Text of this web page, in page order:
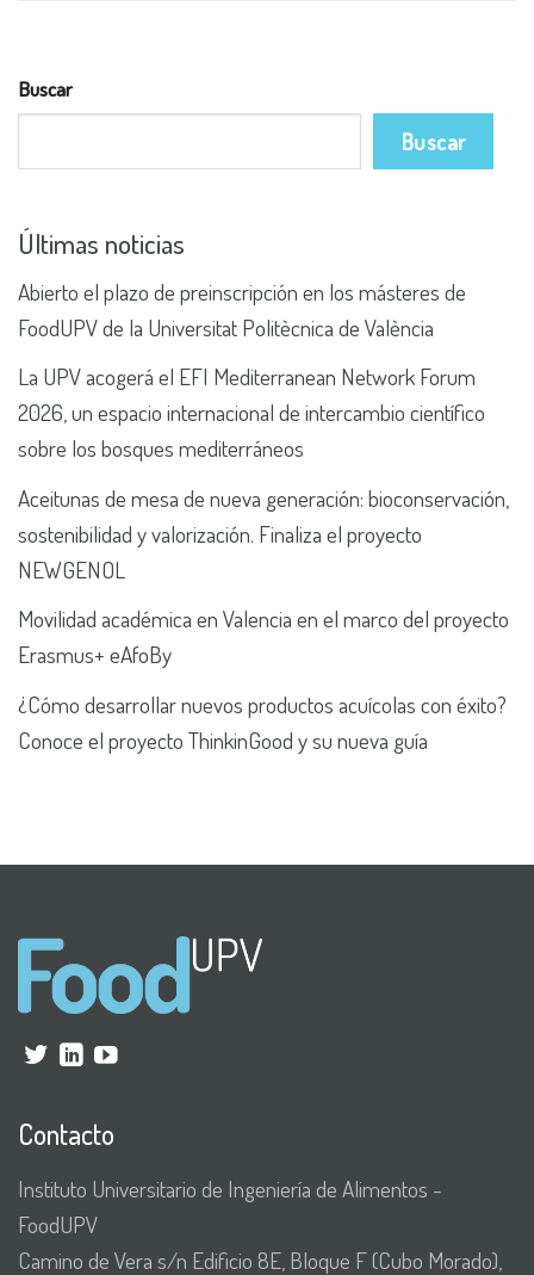
Buscar
Buscar
Últimas noticias
Abierto el plazo de preinscripción en los másteres de
FoodUPV de la Universitat Politècnica de València
La UPV acogerá el EFI Mediterranean Network Forum
2026, un espacio internacional de intercambio científico
sobre los bosques mediterráneos
Aceitunas de mesa de nueva generación: bioconservación,
sostenibilidad y valorización. Finaliza el proyecto
NEWGENOL
Movilidad académica en Valencia en el marco del proyecto
Erasmus+ eAfoBy
¿Cómo desarrollar nuevos productos acuícolas con éxito?
Conoce el proyecto ThinkinGood y su nueva guía
Contacto
Instituto Universitario de Ingeniería de Alimentos -
FoodUPV
Camino de Vera s/n Edificio 8E, Bloque F (Cubo Morado),